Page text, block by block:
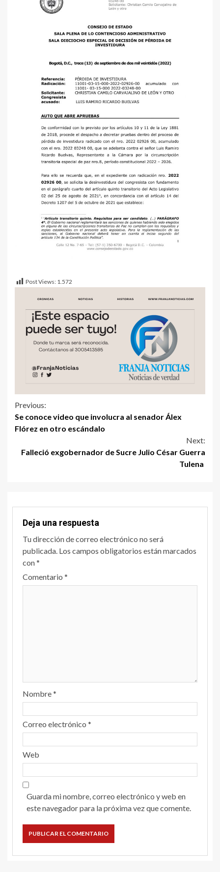
Post Views: 1.572
Previous:
Se conoce video que involucra al senador Álex
Flórez en otro escándalo
Next:
Falleció exgobernador de Sucre Julio César Guerra
Tulena
Deja una respuesta
Tu dirección de correo electrónico no será
publicada. Los campos obligatorios están marcados
con*
Comentario *
Nombre*
Correo electrónico *
Web
Guarda mi nombre, correo electrónico y web en
este navegador para la próxima vez que comente.